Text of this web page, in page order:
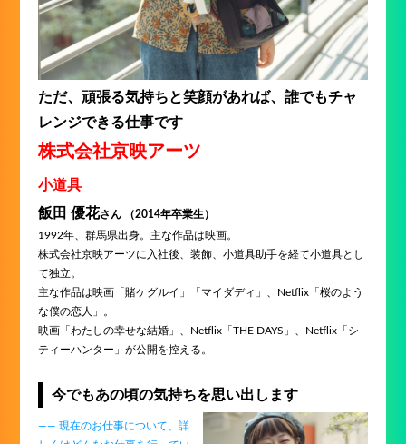
ただ、頑張る気持ちと笑顔があれば、誰でもチャ
レンジできる仕事です
株式会社京映アーツ
小道具
飯田 優花さん （2014年卒業生）
1992年、群馬県出身。主な作品は映画。
株式会社京映アーツに入社後、装飾、小道具助手を経て小道具とし
て独立。
主な作品は映画「賭ケグルイ」「マイダディ」、Netflix「桜のよう
な僕の恋人」。
映画「わたしの幸せな結婚」、Netflix「THE DAYS」、Netflix「シ
ティーハンター」が公開を控える。
今でもあの頃の気持ちを思い出します
―― 現在のお仕事について、詳